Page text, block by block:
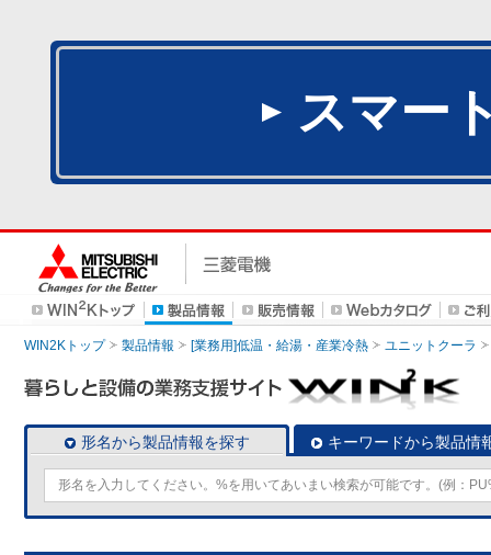
スマー
WIN2Kトップ 製品情報 [業務用]低温・給湯・産業冷熱 ユニットクーラ
形名から製品情報を探す キーワードから製品情